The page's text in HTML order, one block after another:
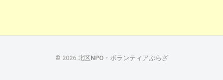
© 2026 北区NPO・ボランティアぷらざ